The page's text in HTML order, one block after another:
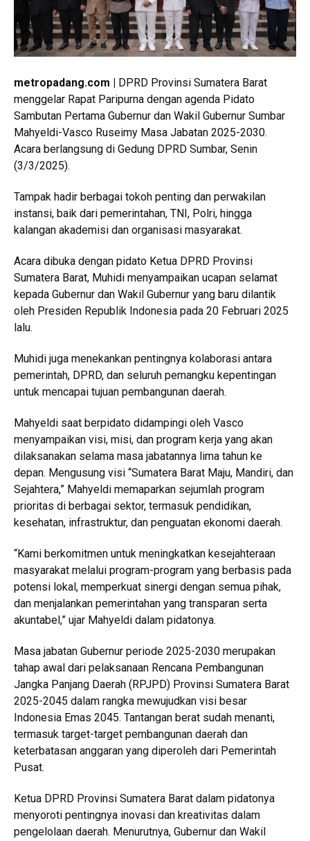
metropadang.com |
DPRD Provinsi Sumatera Barat
menggelar Rapat Paripurna dengan agenda Pidato
Sambutan Pertama Gubernur dan Wakil Gubernur Sumbar
Mahyeldi-Vasco Ruseimy Masa Jabatan 2025-2030.
Acara berlangsung di Gedung DPRD Sumbar, Senin
(3/3/2025).
Tampak hadir berbagai tokoh penting dan perwakilan
instansi, baik dari pemerintahan, TNI, Polri, hingga
kalangan akademisi dan organisasi masyarakat.
Acara dibuka dengan pidato Ketua DPRD Provinsi
Sumatera Barat, Muhidi menyampaikan ucapan selamat
kepada Gubernur dan Wakil Gubernur yang baru dilantik
oleh Presiden Republik Indonesia pada 20 Februari 2025
lalu.
Muhidi juga menekankan pentingnya kolaborasi antara
pemerintah, DPRD, dan seluruh pemangku kepentingan
untuk mencapai tujuan pembangunan daerah.
Mahyeldi saat berpidato didampingi oleh Vasco
menyampaikan visi, misi, dan program kerja yang akan
dilaksanakan selama masa jabatannya lima tahun ke
depan. Mengusung visi “Sumatera Barat Maju, Mandiri, dan
Sejahtera,” Mahyeldi memaparkan sejumlah program
prioritas di berbagai sektor, termasuk pendidikan,
kesehatan, infrastruktur, dan penguatan ekonomi daerah.
“Kami berkomitmen untuk meningkatkan kesejahteraan
masyarakat melalui program-program yang berbasis pada
potensi lokal, memperkuat sinergi dengan semua pihak,
dan menjalankan pemerintahan yang transparan serta
akuntabel,” ujar Mahyeldi dalam pidatonya.
Masa jabatan Gubernur periode 2025-2030 merupakan
tahap awal dari pelaksanaan Rencana Pembangunan
Jangka Panjang Daerah (RPJPD) Provinsi Sumatera Barat
2025-2045 dalam rangka mewujudkan visi besar
Indonesia Emas 2045. Tantangan berat sudah menanti,
termasuk target-target pembangunan daerah dan
keterbatasan anggaran yang diperoleh dari Pemerintah
Pusat.
Ketua DPRD Provinsi Sumatera Barat dalam pidatonya
menyoroti pentingnya inovasi dan kreativitas dalam
pengelolaan daerah. Menurutnya, Gubernur dan Wakil